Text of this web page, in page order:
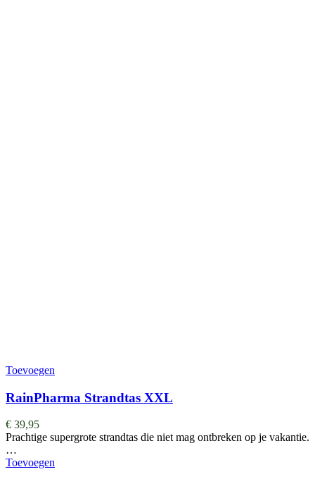
Toevoegen
RainPharma Strandtas XXL
€ 39,95
Prachtige supergrote strandtas die niet mag ontbreken op je vakantie.
…
Toevoegen